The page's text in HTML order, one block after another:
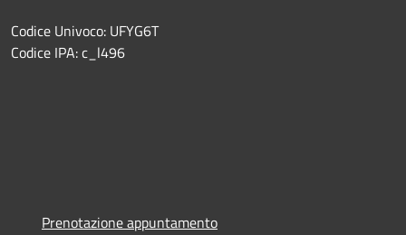
Codice Univoco: UFYG6T
Codice IPA: c_l496
Prenotazione appuntamento